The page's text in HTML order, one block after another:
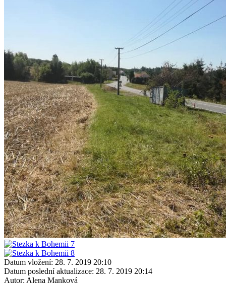
Datum vložení: 28. 7. 2019 20:10
Datum poslední aktualizace: 28. 7. 2019 20:14
Autor: Alena Manková